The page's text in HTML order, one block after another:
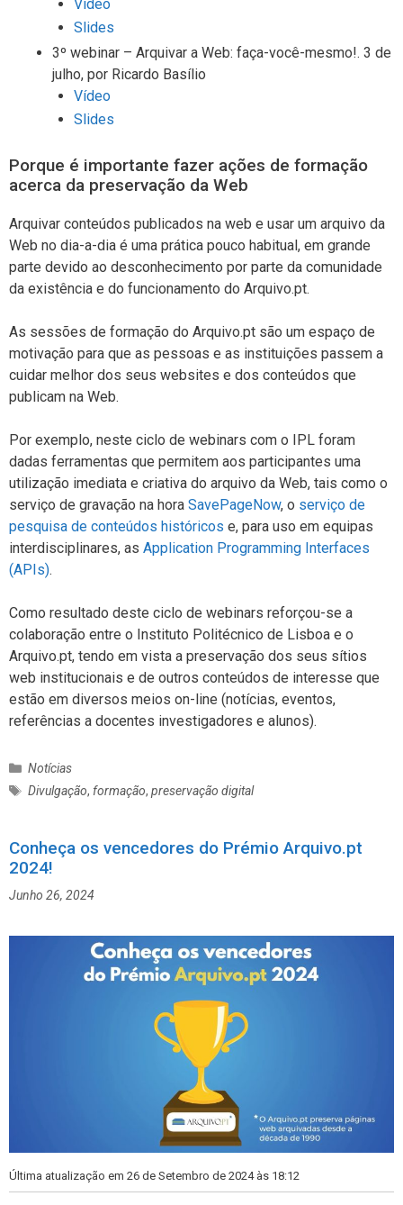
Vídeo
Slides
3º webinar – Arquivar a Web: faça-você-mesmo!. 3 de
julho, por Ricardo Basílio
Vídeo
Slides
Porque é importante fazer ações de formação
acerca da preservação da Web
Arquivar conteúdos publicados na web e usar um arquivo da
Web no dia-a-dia é uma prática pouco habitual, em grande
parte devido ao desconhecimento por parte da comunidade
da existência e do funcionamento do Arquivo.pt.
As sessões de formação do Arquivo.pt são um espaço de
motivação para que as pessoas e as instituições passem a
cuidar melhor dos seus websites e dos conteúdos que
publicam na Web.
Por exemplo, neste ciclo de webinars com o IPL foram
dadas ferramentas que permitem aos participantes uma
utilização imediata e criativa do arquivo da Web, tais como o
serviço de gravação na hora SavePageNow, o serviço de
pesquisa de conteúdos históricos e, para uso em equipas
interdisciplinares, as Application Programming Interfaces
(APIs).
Como resultado deste ciclo de webinars reforçou-se a
colaboração entre o Instituto Politécnico de Lisboa e o
Arquivo.pt, tendo em vista a preservação dos seus sítios
web institucionais e de outros conteúdos de interesse que
estão em diversos meios on-line (notícias, eventos,
referências a docentes investigadores e alunos).
C
a
g
o
i
s
Notícias
E
q
u
t
s
Divulgação, formação,preservação digital
Conheça os vencedores do Prémio Arquivo.pt
2024!
Junho 26, 2024
Última atualização em 26 de Setembro de 2024 às 18:12